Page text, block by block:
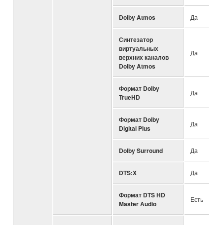
Dolby Atmos Да
Синтезатор
виртуальных
верхних каналов
Dolby Atmos
Да
Формат Dolby
TrueHD
Да
Формат Dolby
Digital Plus
Да
Dolby Surround Да
DTS:X Да
Формат DTS HD
Master Audio
Есть